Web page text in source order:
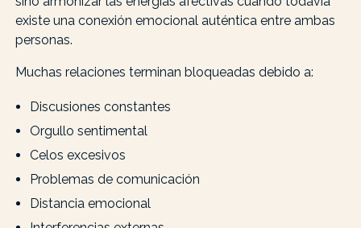
existe una conexión emocional auténtica entre ambas
personas.
Muchas relaciones terminan bloqueadas debido a:
Discusiones constantes
Orgullo sentimental
Celos excesivos
Problemas de comunicación
Distancia emocional